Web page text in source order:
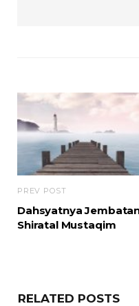
PREV POST
Dahsyatnya
Shiratal Mustaqim
RELATED POSTS